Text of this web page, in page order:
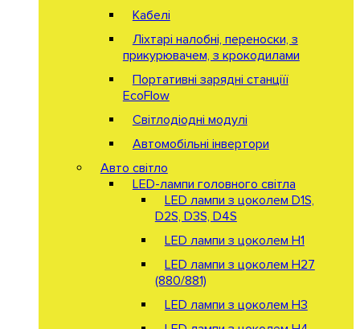
Кабелі
Ліхтарі налобні, переноски, з
прикурювачем, з крокодилами
Портативні зарядні станціїї
EcoFlow
Світлодіодні модулі
Автомобільні інвертори
Авто світло
LED-лампи головного світла
LED лампи з цоколем D1S,
D2S, D3S, D4S
LED лампи з цоколем H1
LED лампи з цоколем H27
(880/881)
LED лампи з цоколем H3